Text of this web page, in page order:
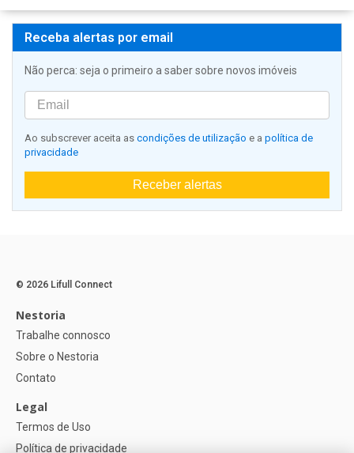
Receba alertas por email
Não perca: seja o primeiro a saber sobre novos imóveis
Ao subscrever aceita as condições de utilização e a política de
privacidade
Receber alertas
© 2026 Lifull Connect
Nestoria
Trabalhe connosco
Sobre o Nestoria
Contato
Legal
Termos de Uso
Política de privacidade